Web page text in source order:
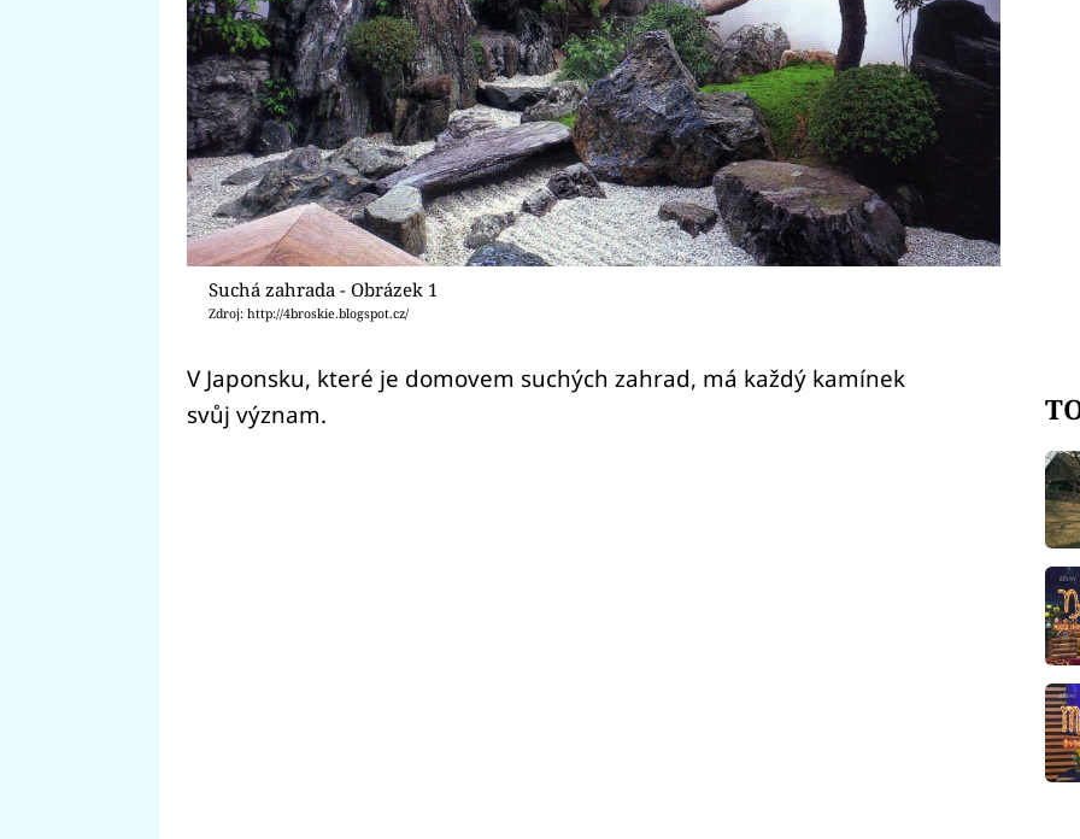
Suchá zahrada - Obrázek 1
Zdroj: http://4broskie.blogspot.cz/
V Japonsku, které je domovem suchých zahrad, má každý kamínek
svůj význam.